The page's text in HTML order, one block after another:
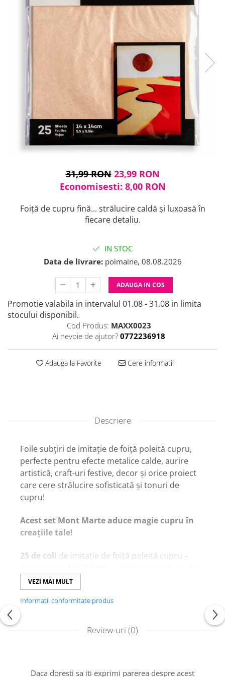
Palete și pahare pentru pictură
Pensule
Pensule burete
Pensule pentru ulei
Pensule speciale
Suporturi pictură
Caiete pictură
Carton pânzat
Pânză
31,99 RON 23,99 RON
Economisesti: 8,00 RON
Foiță de cupru fină... strălucire caldă și luxoasă în
fiecare detaliu.
IN STOC
Data de livrare:poimaine, 08.08.2026
ADAUGA IN COS
Promotie valabila in intervalul 01.08 - 31.08 in limita
stocului disponibil.
Cod Produs: MAXX0023
Ai nevoie de ajutor? 0772236918
Adauga la Favorite Cere informatii
Descriere
Foile subțiri de imitație de foiță poleită cupru,
perfecte pentru efecte metalice calde, aurire
artistică, craft-uri festive, decor și orice proiect
care cere strălucire sofisticată și tonuri de
cupru!
Acest set Mont Marte aduce magie cupru în
creațiile tale!
25 de coli de imitație de foiță poleită cupru –
proiecte mici și medii!
Material subțire și delicat
adeziv special (size glue) pentru aurire, oferă
VEZI MAI MULT
Informatii conformitate produs
Review-uri (0)
Daca doresti sa iti exprimi parerea despre acest